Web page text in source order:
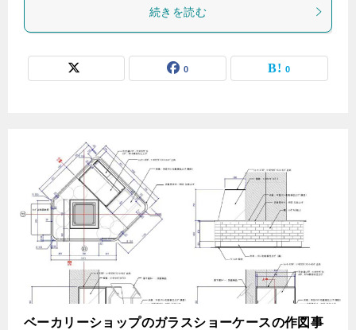
続きを読む
0 0
ベーカリーショップのガラスショーケースの作図事